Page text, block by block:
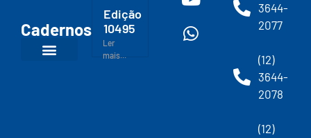
Cadernos
Edição
10495
Ler
mais...
3644-
2077
(12)
3644-
2078
(12)